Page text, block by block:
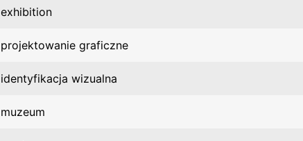
exhibition
projektowanie graficzne
identyfikacja wizualna
muzeum